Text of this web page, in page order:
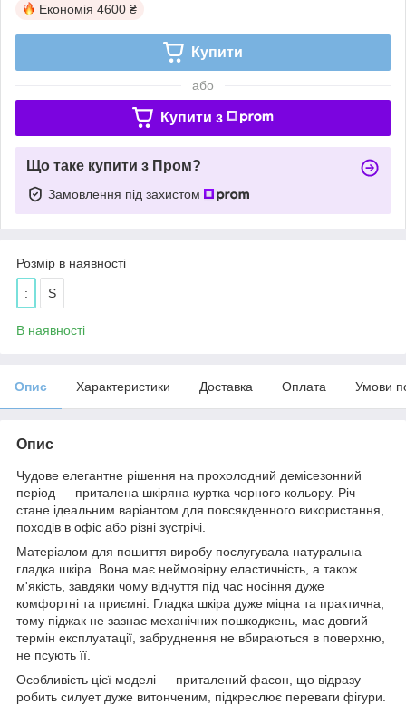
Економія 4600 ₴
Купити
або
Купити з
Що таке купити з Пром?
Замовлення під захистом
Розмір в наявності
: S
В наявності
Опис Характеристики Доставка Оплата Умови
Опис
Чудове елегантне рішення на прохолодний демісезонний
період — приталена шкіряна куртка чорного кольору. Річ
стане ідеальним варіантом для повсякденного використання,
походів в офіс або різні зустрічі.
Матеріалом для пошиття виробу послугувала натуральна
гладка шкіра. Вона має неймовірну еластичність, а також
м'якість, завдяки чому відчуття під час носіння дуже
комфортні та приємні. Гладка шкіра дуже міцна та практична,
тому піджак не зазнає механічних пошкоджень, має довгий
термін експлуатації, забруднення не вбираються в поверхню,
не псують її.
Особливість цієї моделі — приталений фасон, що відразу
робить силует дуже витонченим, підкреслює переваги фігури.